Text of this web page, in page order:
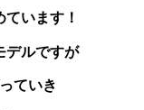
います！
デルですが
ていき